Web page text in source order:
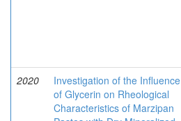
2020
Investigation of the Influence
of Glycerin on Rheological
Characteristics of Marzipan